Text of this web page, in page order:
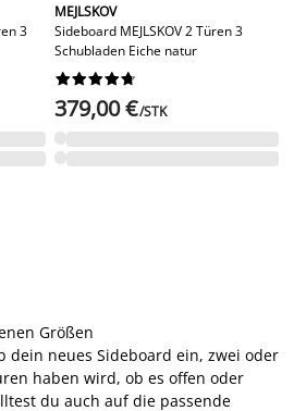
3
MEJLSKOV
Sideboard MEJLSKOV 2 Türen 3
Schubladen Eiche natur






379,00 €/STK
Größen
dein neues Sideboard ein, zwei oder
haben wird, ob es offen oder
du auch auf die passende